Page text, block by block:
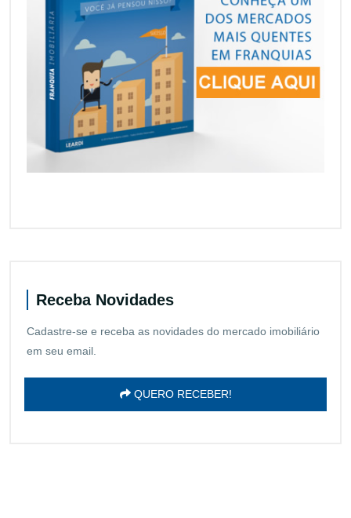
Receba Novidades
Cadastre-se e receba as novidades do mercado imobiliário
em seu email.
QUERO RECEBER!